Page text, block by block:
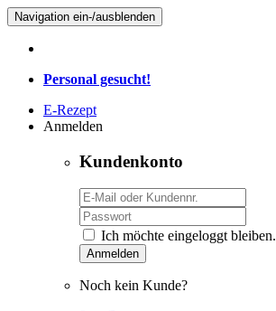
Navigation ein-/ausblenden
Personal gesucht!
E-Rezept
Anmelden
Kundenkonto
Ich möchte eingeloggt bleiben.
Anmelden
Noch kein Kunde?